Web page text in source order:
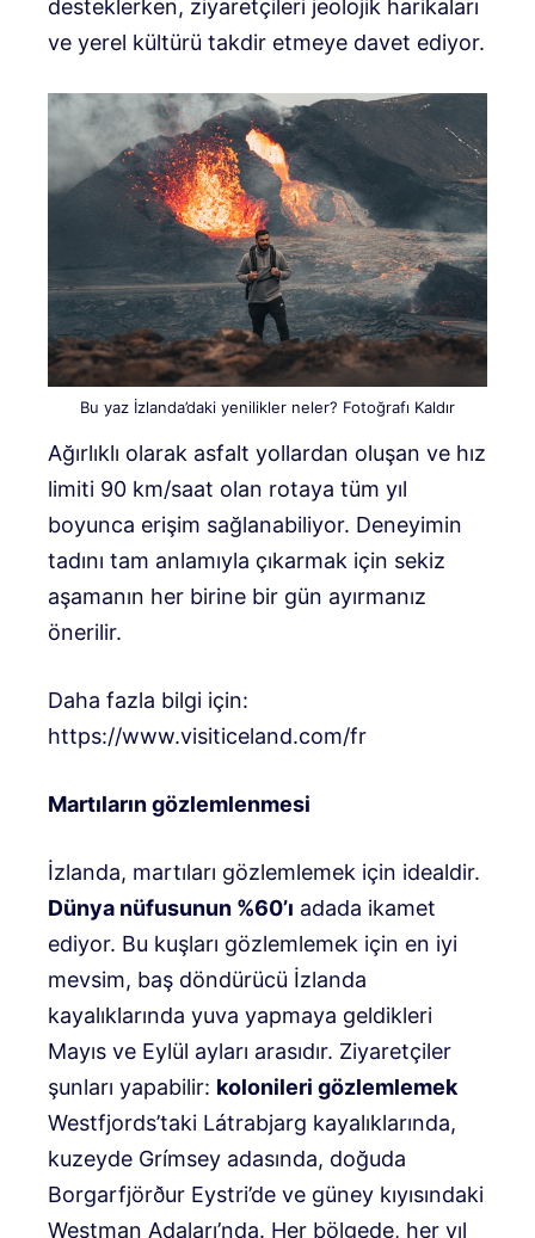
desteklerken, ziyaretçileri jeolojik harikaları
ve yerel kültürü takdir etmeye davet ediyor.
Bu yaz İzlanda’daki yenilikler neler? Fotoğrafı Kaldır
Ağırlıklı olarak asfalt yollardan oluşan ve hız
limiti 90 km/saat olan rotaya tüm yıl
boyunca erişim sağlanabiliyor. Deneyimin
tadını tam anlamıyla çıkarmak için sekiz
aşamanın her birine bir gün ayırmanız
önerilir.
Daha fazla bilgi için:
https://www.visiticeland.com/fr
Martıların gözlemlenmesi
İzlanda, martıları gözlemlemek için idealdir.
Dünya nüfusunun %60’ı adada ikamet
ediyor. Bu kuşları gözlemlemek için en iyi
mevsim, baş döndürücü İzlanda
kayalıklarında yuva yapmaya geldikleri
Mayıs ve Eylül ayları arasıdır. Ziyaretçiler
şunları yapabilir: kolonileri gözlemlemek
Westfjords’taki Látrabjarg kayalıklarında,
kuzeyde Grímsey adasında, doğuda
Borgarfjörður Eystri’de ve güney kıyısındaki
Westman Adaları’nda. Her bölgede, her yıl